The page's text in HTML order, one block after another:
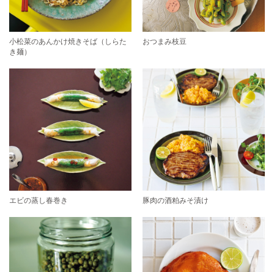
小松菜のあんかけ焼きそば（しらた
き麺）
おつまみ枝豆
エビの蒸し春巻き 豚肉の酒粕みそ漬け